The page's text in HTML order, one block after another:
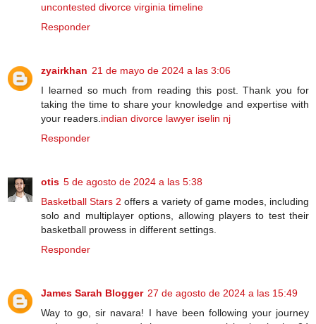
uncontested divorce virginia timeline
Responder
zyairkhan 21 de mayo de 2024 a las 3:06
I learned so much from reading this post. Thank you for
taking the time to share your knowledge and expertise with
your readers. indian divorce lawyer iselin nj
Responder
otis 5 de agosto de 2024 a las 5:38
Basketball Stars 2 offers a variety of game modes, including
solo and multiplayer options, allowing players to test their
basketball prowess in different settings.
Responder
James Sarah Blogger 27 de agosto de 2024 a las 15:49
Way to go, sir navara! I have been following your journey